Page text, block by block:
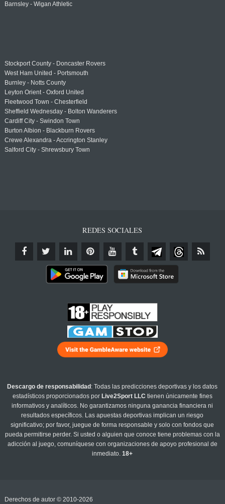
Barnsley - Wigan Athletic
Stockport County - Doncaster Rovers
West Ham United - Portsmouth
Burnley - Notts County
Leyton Orient - Oxford United
Fleetwood Town - Chesterfield
Sheffield Wednesday - Bolton Wanderers
Cardiff City - Swindon Town
Burton Albion - Blackburn Rovers
Crewe Alexandra - Accrington Stanley
Salford City - Shrewsbury Town
REDES SOCIALES
Descargo de responsabilidad : Todas las predicciones deportivas y los datos
estadísticos proporcionados por Live2Sport LLC tienen únicamente fines
informativos y analíticos. No garantizamos ninguna ganancia financiera ni
resultados específicos. Las apuestas deportivas implican un riesgo
significativo; por favor, juegue de forma responsable y solo con fondos que
pueda permitirse perder. Si usted o alguien que conoce tiene problemas con la
adicción al juego, comuníquese con organizaciones de apoyo profesional de
inmediato.18+
Derechos de autor © 2010-2026